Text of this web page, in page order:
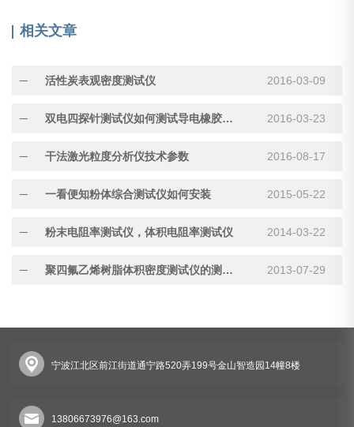
相关文章
活性炭表观密度测试仪 2016-03-09
双电四探针测试仪如何测试导电橡胶及薄膜材料 2016-03-23
干法激光粒度分析仪技术参数 2016-08-17
一看便知粉体综合测试仪如何安装 2015-05-22
粉末电阻率测试仪，体积电阻率测试仪 2014-03-22
聚四氟乙烯树脂体积密度测试仪的测试标准 2013-07-29
宁波江北区前江街道通宁路520弄199号金山智造园14幢8楼
13806673976@163.com